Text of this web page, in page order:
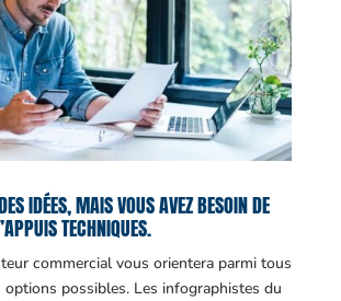
IDÉES, MAIS VOUS AVEZ BESOIN DE
TECHNIQUES.
commercial vous orientera parmi tous
options possibles. Les infographistes du